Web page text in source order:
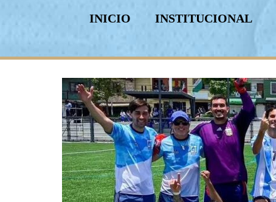
INICIO INSTITUCIONAL